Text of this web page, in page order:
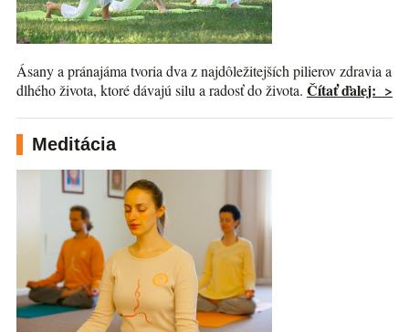
Ásany a pránajáma tvoria dva z najdôležitejších pilierov zdravia a
dlhého života, ktoré dávajú silu a radosť do života. Čítať ďalej: >
Meditácia